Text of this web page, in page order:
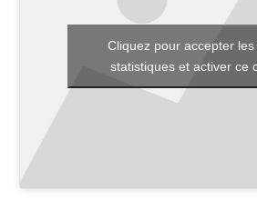
Critique d’ouvrages
Culture
Cliquez pour accepter les
statistiques et activer ce